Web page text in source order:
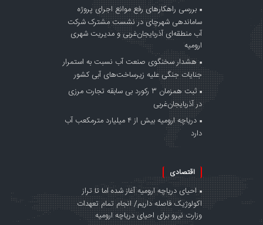
بررسی راهکارهای رفع موانع اجرای پروژه
ساماندهی شهرچای در نشست مشترک شرکت
آب منطقه‌ای آذربایجان‌غربی و مدیریت شهری
ارومیه
هشدار سخنگوی صنعت آب نسبت به استمرار
جنایات جنگی علیه زیرساخت‌های آبی کشور
ثبت همزمان ۳ رکورد بی سابقه تجارت مرزی
در آذربایجان‌غربی
دریاچه ارومیه بیش از ۴ میلیارد مترمکعب آب
دارد
اقتصادی
احیای دریاچه ارومیه آغاز شده اما تا تراز
اکولوژیک فاصله داریم/ انجام تمام تعهدات
وزارت نیرو برای احیای دریاچه ارومیه